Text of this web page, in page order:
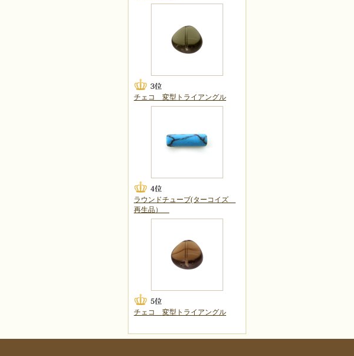
チェコ 変型トライアングル
ラウンドチューブ(ターコイズ
再生品）
チェコ 変型トライアングル